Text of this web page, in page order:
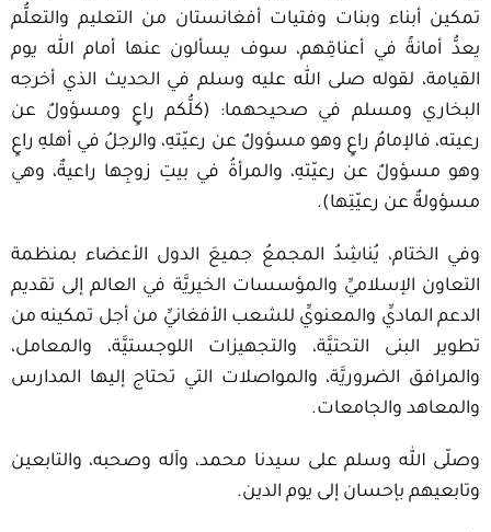
تمكين أبناء وبنات وفتيات أفغانستان من التعليم والتعلُّم
يعدُّ أمانةً في أعناقِهم، سوف يسألون عنها أمام الله يوم
القيامة، لقوله صلى الله عليه وسلم في الحديث الذي أخرجه
البخاري ومسلم في صحيحهما: (كلُّكم راعٍ ومسؤولٌ عن
رعيته، فالإمامُ راعٍ وهو مسؤولٌ عن رعيّتهِ، والرجلُ في أهلهِ راعٍ
وهو مسؤولٌ عن رعيّتهِ، والمرأةُ في بيتِ زوجِها راعيةٌ، وهي
مسؤولةٌ عن رعيّتِها).
وفي الختام، يُناشِدُ المجمعُ جميعَ الدول الأعضاء بمنظمة
التعاون الإسلاميِّ والمؤسسات الخيريَّة في العالم إلى تقديم
الدعم الماديِّ والمعنويِّ للشعب الأفغانيِّ من أجل تمكينه من
تطوير البنى التحتيَّة، والتجهيزات اللوجستيَّة، والمعامل،
والمرافق الضروريَّة، والمواصلات التي تحتاج إليها المدارس
والمعاهد والجامعات.
وصلّى الله وسلم على سيدنا محمد، وآله وصحبه، والتابعين
وتابعيهم بإحسان إلى يوم الدين.